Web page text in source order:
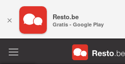
× Resto.be
Gratis - Google Play